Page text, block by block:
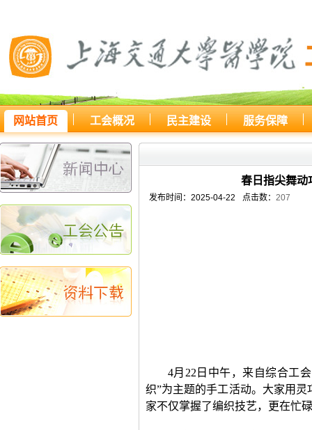
网站首页 工会概况 民主建设 服务保障
春日指尖舞动
发布时间：2025-04-22 点击数： 207
4月 22 日中午，来自综合工
织”为主题的手工活动。 大家用灵
家不仅掌握了编织技艺，更在忙